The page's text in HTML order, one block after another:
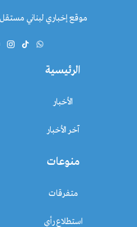
موقع إخباري لبناني مستقل،
الرئيسية
الأخبار
آخر الأخبار
منوعات
متفرقات
استطلاع رأي